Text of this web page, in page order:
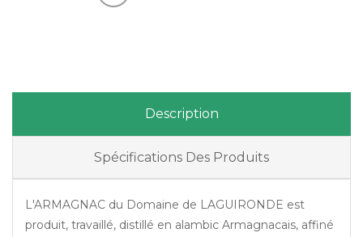
Description
Spécifications Des Produits
L'ARMAGNAC du Domaine de LAGUIRONDE est
produit, travaillé, distillé en alambic Armagnacais, affiné